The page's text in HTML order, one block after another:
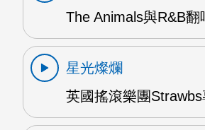
The Animals與R&B翻
星光燦爛
英國搖滾樂團